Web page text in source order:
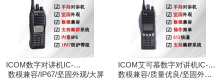
ICOM数字对讲机IC-
F3263DT/IC-F4263DT
数模兼容/IP67/坚固外观/大屏
ICOM艾可慕数字对讲机IC-
F3161D IC-F4161D
数模兼容/质量优良/坚固外观/